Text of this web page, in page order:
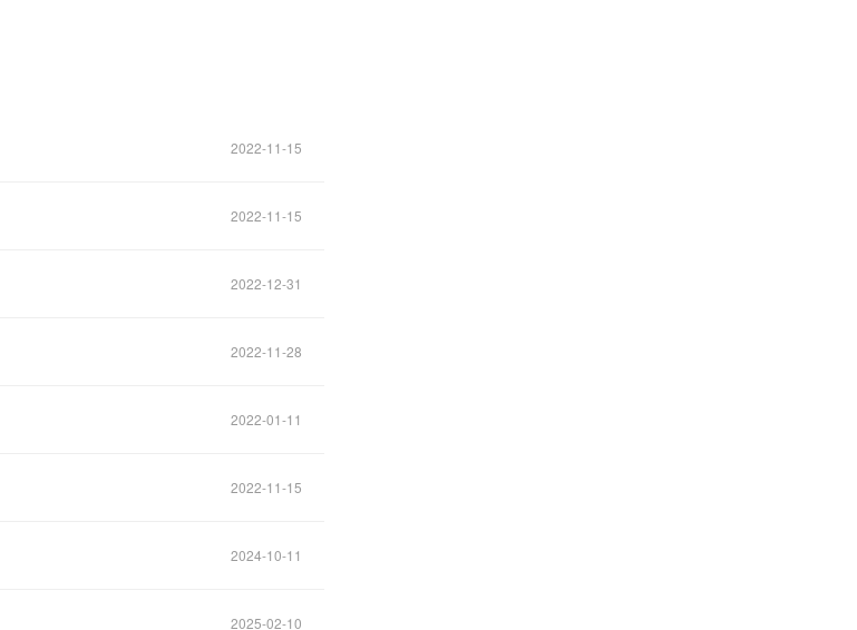
2022-11-15
2022-11-15
2022-12-31
2022-11-28
2022-01-11
2022-11-15
2024-10-11
2025-02-10